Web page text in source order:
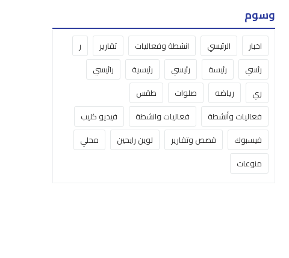
وسوم
اخبار الرئيسي انشطة وفعاليات تقارير
ر
رئسي
رئيسة رئيسي رئيسية
رائيسي
ري
رياضه صلوات
طقس
فعاليات وأنشطة
فعاليات وانشطة
فيديو كليب
فيسبوك
قصص وتقارير لوين رايحين
محلي
منوعات